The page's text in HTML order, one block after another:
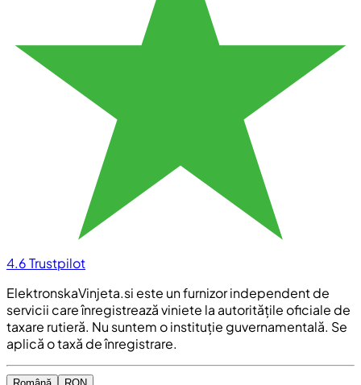
4.6Trustpilot
ElektronskaVinjeta.si este un furnizor independent de
servicii care înregistrează viniete la autoritățile oficiale de
taxare rutieră. Nu suntem o instituție guvernamentală. Se
aplică o taxă de înregistrare.